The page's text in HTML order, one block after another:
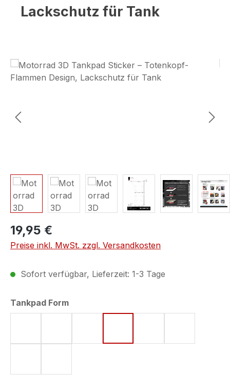
Lackschutz für Tank
Bildergalerie überspringen
19,95 €
Preise inkl. MwSt. zzgl. Versandkosten
Sofort verfügbar, Lieferzeit: 1-3 Tage
Tankpad Formauswählen